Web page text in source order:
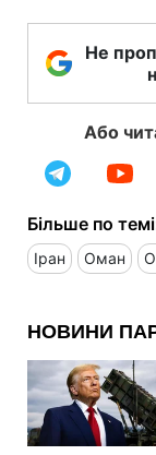
Не
Або
Більше по
Іран Оман